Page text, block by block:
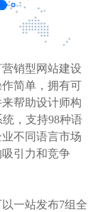
销型网站建设
简单，拥有可
帮助设计师构
，支持98种语
不同语言市场
引力和竞争
一站发布7组全